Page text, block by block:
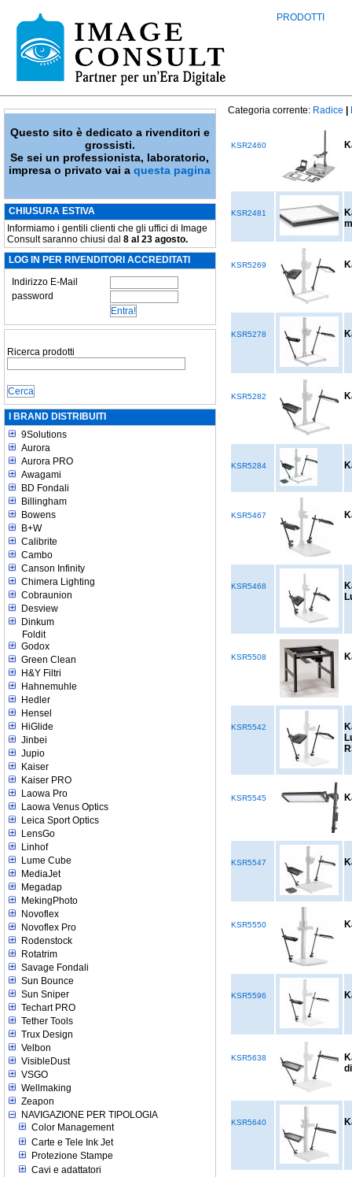
PRODOTTI
Questo sito è dedicato a rivenditori e
grossisti.
Se sei un professionista, laboratorio,
impresa o privato vai aquesta pagina
CHIUSURA ESTIVA
Informiamo i gentili clienti che gli uffici di Image
Consult saranno chiusi dal 8 al 23 agosto.
LOG IN PER RIVENDITORI ACCREDITATI
Indirizzo E-Mail
password
Ricerca prodotti
I BRAND DISTRIBUITI
9Solutions
Aurora
Aurora PRO
Awagami
BD Fondali
Billingham
Bowens
B+W
Calibrite
Cambo
Canson Infinity
Chimera Lighting
Cobraunion
Desview
Dinkum
Foldit
Godox
Green Clean
H&Y Filtri
Hahnemuhle
Hedler
Hensel
HiGlide
Jinbei
Jupio
Kaiser
Kaiser PRO
Laowa Pro
Laowa Venus Optics
Leica Sport Optics
LensGo
Linhof
Lume Cube
MediaJet
Megadap
MekingPhoto
Novoflex
Novoflex Pro
Rodenstock
Rotatrim
Savage Fondali
Sun Bounce
Sun Sniper
Techart PRO
Tether Tools
Trux Design
Velbon
VisibleDust
VSGO
Wellmaking
Zeapon
NAVIGAZIONE PER TIPOLOGIA
Color Management
Carte e Tele Ink Jet
Protezione Stampe
Cavi e adattatori
Categoria corrente: Radice
KSR2460
KSR2481
KSR5269
KSR5278
KSR5282
KSR5284
KSR5467
KSR5468
KSR5508
KSR5542
KSR5545
KSR5547
KSR5550
KSR5596
KSR5638
KSR5640